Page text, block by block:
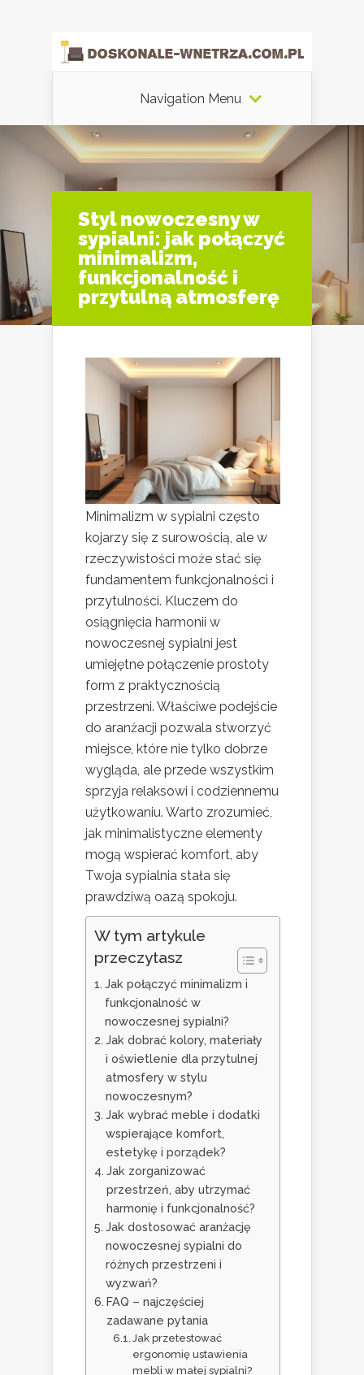
Navigation Menu
Styl nowoczesny w
sypialni: jak połączyć
minimalizm,
funkcjonalność i
przytulną atmosferę
Minimalizm w sypialni często
kojarzy się z surowością, ale w
rzeczywistości może stać się
fundamentem funkcjonalności i
przytulności. Kluczem do
osiągnięcia harmonii w
nowoczesnej sypialni jest
umiejętne połączenie prostoty
form z praktycznością
przestrzeni. Właściwe podejście
do aranżacji pozwala stworzyć
miejsce, które nie tylko dobrze
wygląda, ale przede wszystkim
sprzyja relaksowi i codziennemu
użytkowaniu. Warto zrozumieć,
jak minimalistyczne elementy
mogą wspierać komfort, aby
Twoja sypialnia stała się
prawdziwą oazą spokoju.
W tym artykule
przeczytasz
Jak połączyć minimalizm i
funkcjonalność w
nowoczesnej sypialni?
Jak dobrać kolory, materiały
i oświetlenie dla przytulnej
atmosfery w stylu
nowoczesnym?
Jak wybrać meble i dodatki
wspierające komfort,
estetykę i porządek?
Jak zorganizować
przestrzeń, aby utrzymać
harmonię i funkcjonalność?
Jak dostosować aranżację
nowoczesnej sypialni do
różnych przestrzeni i
wyzwań?
FAQ – najczęściej
zadawane pytania
Jak przetestować
ergonomię ustawienia
mebli w małej sypialni?